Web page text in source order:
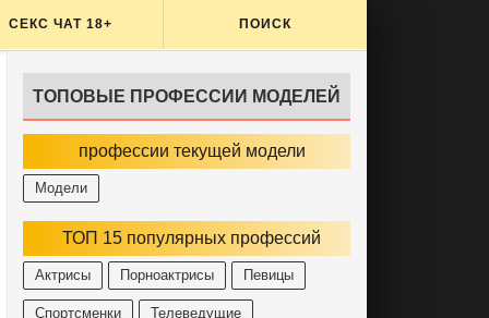
СЕКС ЧАТ 18+ ПОИСК
ТОПОВЫЕ ПРОФЕССИИ МОДЕЛЕЙ
профессии текущей модели
Модели
ТОП 15 популярных профессий
Актрисы Порноактрисы Певицы
Спортсменки Телеведущие